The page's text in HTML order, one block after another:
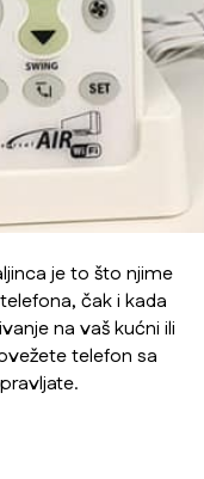
je to što njime
čak i kada
na vaš kućni ili
telefon sa